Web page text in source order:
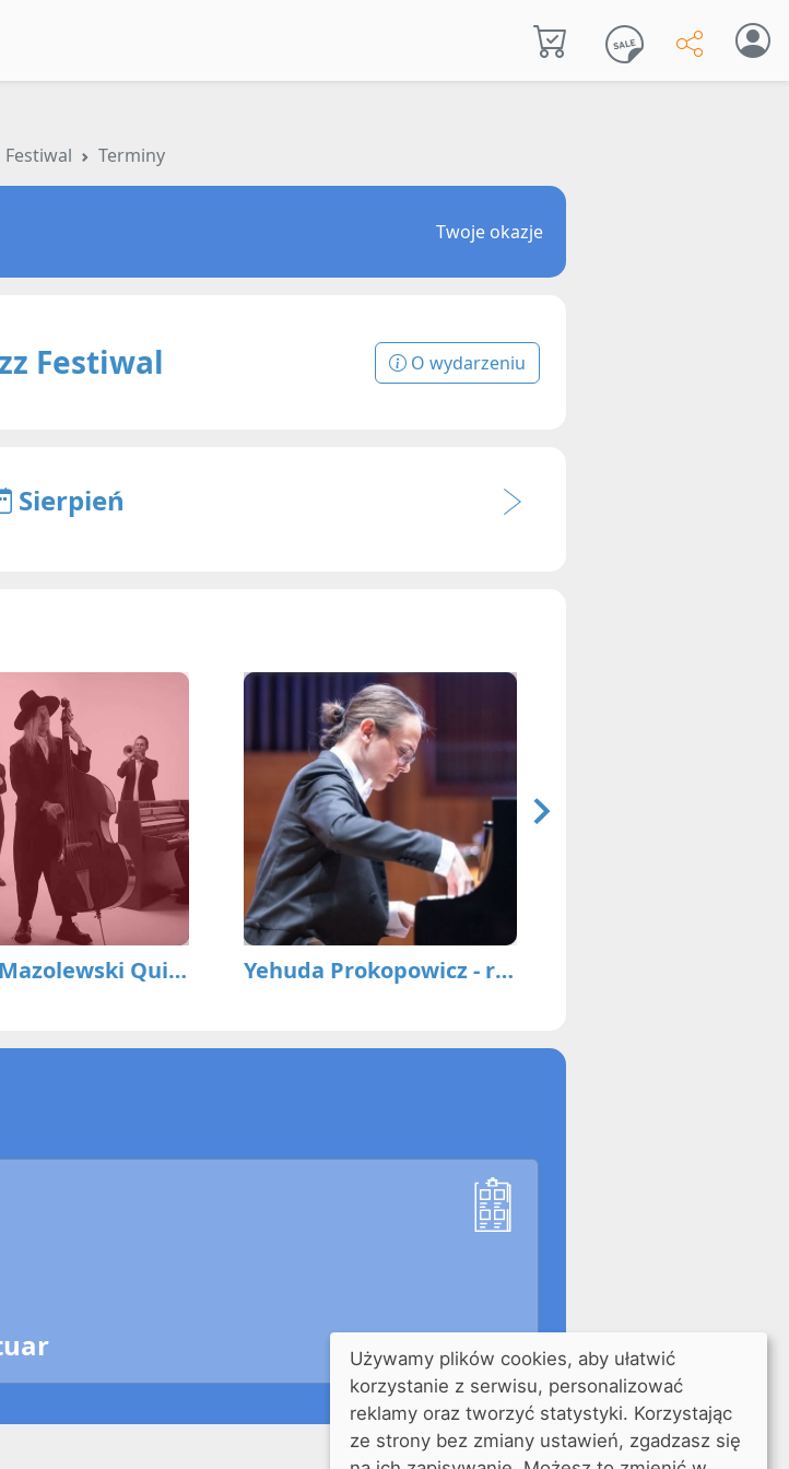
Festiwal Terminy
Twoje okazje
Festiwal O wydarzeniu
Sierpień
Wojtek Mazolewski Quintet - Prolog 8. Sącz Jazz Festivalu Yehuda Prokopowicz - recital (inauguracja nowego fortepianu koncertowego w starosądeckim Sokole)
Używamy plików cookies, aby ułatwić
korzystanie z serwisu, personalizować
reklamy oraz tworzyć statystyki. Korzystając
ze strony bez zmiany ustawień, zgadzasz się